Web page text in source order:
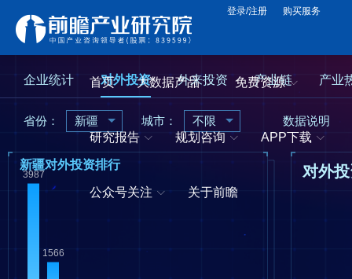
首页 大数据产品 免费资源
研究报告 规划咨询 APP下载
公众号关注 关于前瞻
登录/注册 购买服务
企业统计 对外投资 外来投资 产业链 产业
省份： 新疆 城市： 不限 数据说明
新疆对外投资排行 对外